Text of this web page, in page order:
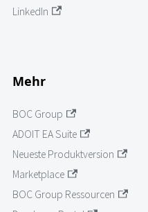
LinkedIn
Mehr
BOC Group
ADOIT EA Suite
Neueste Produktversion
Marketplace
BOC Group Ressourcen